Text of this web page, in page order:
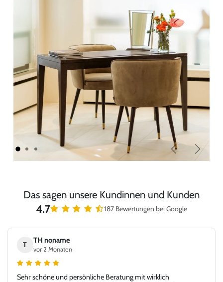
Zurück Weiter
Das sagen unsere Kundinnen und Kunden
4.7 187 Bewertungen bei Google
T
TH noname
vor 2 Monaten
Sehr schöne und persönliche Beratung mit wirklich